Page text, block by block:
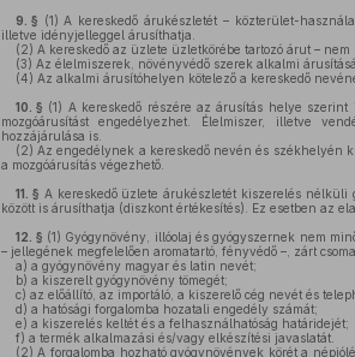
9. § (1) A kereskedő árukészletét – közterület-
illetve idényjelleggel árusíthatja.
(2) A kereskedő az üzlete üzletkörébe tartozó árut –
(3) Az élelmiszerek, növényvédő szerek alkalmi
(4) Az alkalmi árusítóhelyen kötelező a kereskedő
10. § (1) A kereskedő részére az árusítás helye
mozgóárusítást engedélyezhet. Élelmiszer, illetve
hozzájárulása is.
(2) Az engedélynek a kereskedő nevén és székhelyén
a mozgóárusítás végezhető.
11. § A kereskedő üzlete árukészletét kiszerelés nélküli
között is árusíthatja (diszkont értékesítés). Ez esetben az
12. § (1) Gyógynövény, illóolaj és gyógyszernek nem
– jellegének megfelelően aromatartó, fényvédő –, zárt
a) a gyógynövény magyar és latin nevét;
b) a kiszerelt gyógynövény tömegét;
c) az előállító, az importáló, a kiszerelő cég nevét és
d) a hatósági forgalomba hozatali engedély számát;
e) a kiszerelés keltét és a felhasználhatóság határidejét;
f) a termék alkalmazási és/vagy elkészítési javaslatát.
(2) A forgalomba hozható gyógynövények körét a